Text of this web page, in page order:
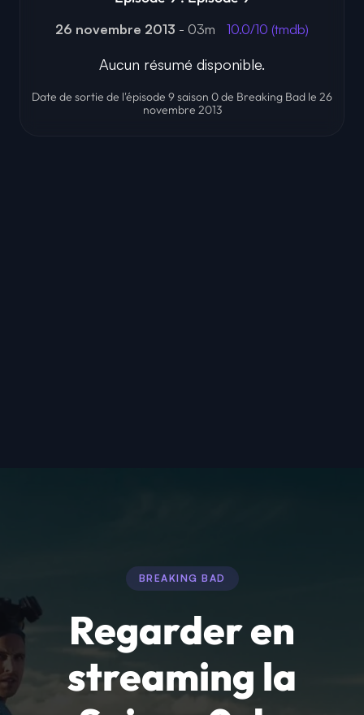
26 novembre 2013 - 03m 10.0/10 (tmdb)
Aucun résumé disponible.
Date de sortie de l'épisode 9 saison 0 de Breaking Bad le 26
novembre 2013
BREAKING BAD
Regarder en
streaming la